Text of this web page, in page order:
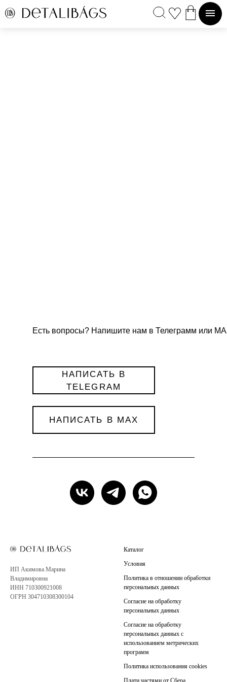
Есть вопросы? Напишите нам в Телеграмм или
НАПИСАТЬ В MAX
НАПИСАТЬ В
TELEGRAM
ИП Акимова Марина
Владимировна
ИНН 710300921008
ОГРН 304710308300104
Каталог
Условия
Политика в отношении обработки
персональных данных
Согласие на обработку
персональных данных
Согласие на обработку
персональных данных с
использованием метрических
программ
Политика использования cookies
Плати частями от Сбера